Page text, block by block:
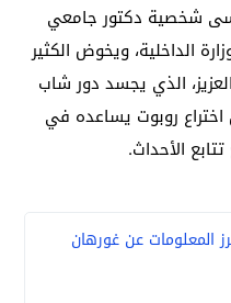
شخصية دكتور جامعي
الداخلية، ويخوض الكثير
الذي يجسد دور شاب
روبوت يساعده في
الأحداث.
المعلومات عن غورهان